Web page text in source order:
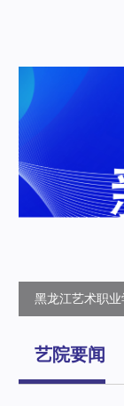
黑龙江艺术职
艺院要闻